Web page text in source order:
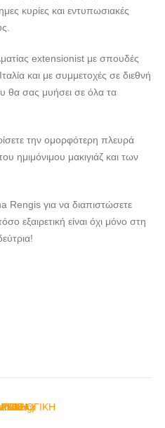
| UDERM -
| UDERM -
ΚΑΛΛΙΘΕΑ | UDERM -
| UDERM -
| UDERM -
| UDERM -
κυρίες και εντυπωσιακές
extensionist με σπουδές
και με συμμετοχές σε διεθνή
θα σας μυήσει σε όλα τα
την ομορφότερη πλευρά
ημιμόνιμου μακιγιάζ και των
για να διαπιστώσετε
εξαιρετική είναι όχι μόνο στη